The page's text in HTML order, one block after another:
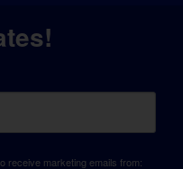
receive marketing emails from: